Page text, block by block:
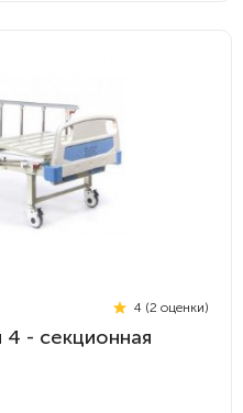
4 (2 оценки)
4 - секционная